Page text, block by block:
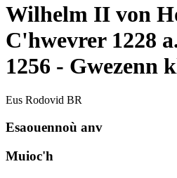
Wilhelm II von
C'hwevrer 1228
1256 - Gwezenn
Eus Rodovid BR
Esaouennoù anv
Muioc'h